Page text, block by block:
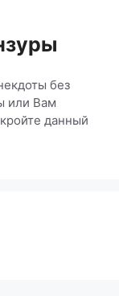
без
или Вам
данный